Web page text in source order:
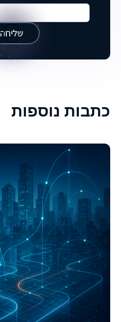
שליחה
כתבות נוספות